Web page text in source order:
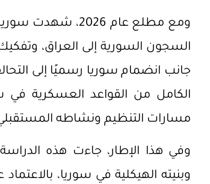
ومع مطلع عام
السجون السورية إلى العراق،
جانب انضمام سوريا رسميًا إلى
الكامل من القواعد العسكرية
مسارات التنظيم ونشاطه
وفي هذا الإطار، جاءت هذه
وبنيته الهيكلية في سوريا،